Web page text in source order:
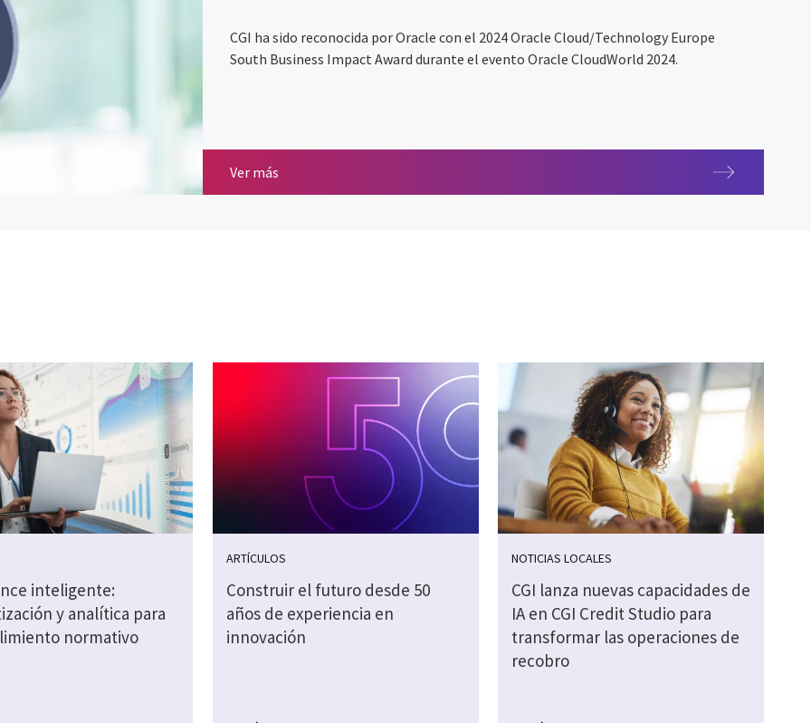
CGI ha sido reconocida por Oracle con el 2024 Oracle Cloud/Technology Europe
South Business Impact Award durante el evento Oracle CloudWorld 2024.
Ver más CGI, galardonada por Oracle por segundo año consecutivo en el Oracle CloudWorld
inteligente:
y analítica para
normativo
ARTÍCULOS
Construir el futuro desde 50
años de experiencia en
innovación
NOTICIAS LOCALES
CGI lanza nuevas capacidades de
IA en CGI Credit Studio para
transformar las operaciones de
recobro